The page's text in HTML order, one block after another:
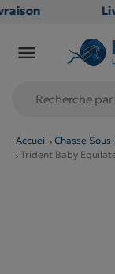
en
79€

Accueil Chasse
Trident Baby